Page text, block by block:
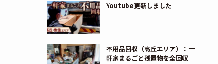
Youtube更新しました
不用品回収（高丘エリア）：一
軒家まるごと残置物を全回収